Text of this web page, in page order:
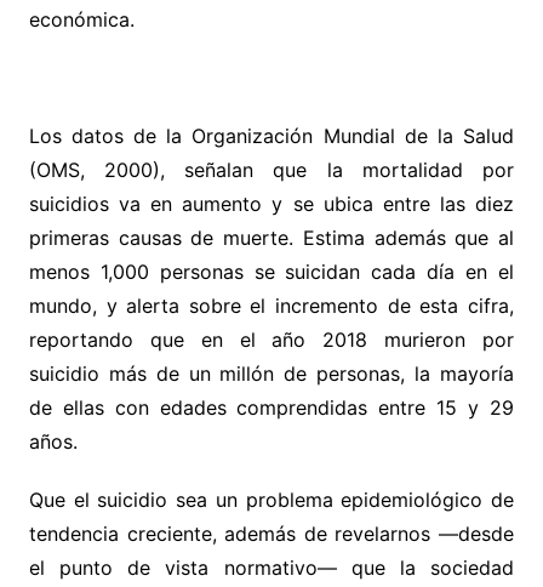
económica.
Los datos de la Organización Mundial de la Salud
(OMS, 2000), señalan que la mortalidad por
suicidios va en aumento y se ubica entre las diez
primeras causas de muerte. Estima además que al
menos 1,000 personas se suicidan cada día en el
mundo, y alerta sobre el incremento de esta cifra,
reportando que en el año 2018 murieron por
suicidio más de un millón de personas, la mayoría
de ellas con edades comprendidas entre 15 y 29
años.
Que el suicidio sea un problema epidemiológico de
tendencia creciente, además de revelarnos —desde
el punto de vista normativo— que la sociedad